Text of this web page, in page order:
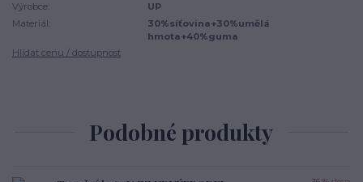
Výrobce:
UP
Materiál:
30%síťovina+30%umělá
hmota+40%guma
Hlídat cenu / dostupnost
Podobné produkty